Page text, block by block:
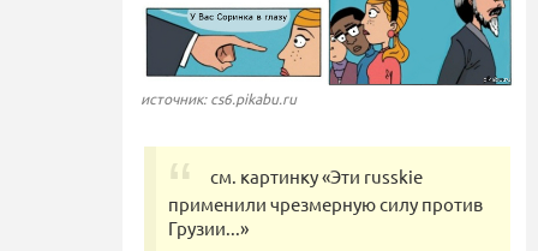
источник: cs6.pikabu.ru
см. картинку «Эти russkie
применили чрезмерную силу против
Грузии...»